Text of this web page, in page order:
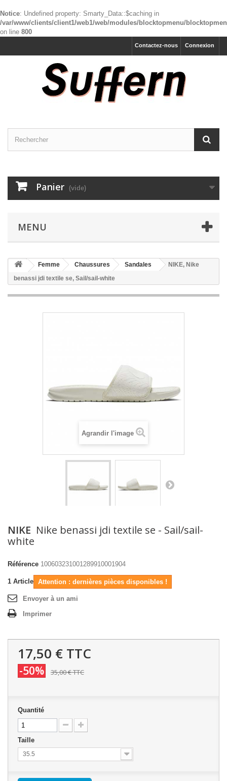
Notice: Undefined property: Smarty_Data::$caching in
/var/www/clients/client1/web1/web/modules/blocktopmenu/
on line 800
Connexion
Contactez-nous
Panier (vide)
MENU
Femme Chaussures Sandales
NIKE, Nike
benassi jdi textile se, Sail/sail-white
Agrandir l'image
NIKE Nike benassi jdi textile se - Sail/sail-
white
Référence 100603231001289910001904
1 Article Attention : dernières pièces disponibles !
Envoyer à un ami
Imprimer
17,50 € TTC
-50% 35,00 €TTC
Quantité
Taille
35.5